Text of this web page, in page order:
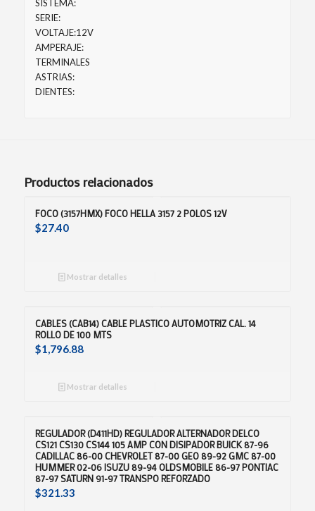
SISTEMA:
SERIE:
VOLTAJE:12V
AMPERAJE:
TERMINALES
ASTRIAS:
DIENTES:
Productos relacionados
FOCO (3157HMX) FOCO HELLA 3157 2 POLOS 12V
$27.40
Mostrar detalles
CABLES (CAB14) CABLE PLASTICO AUTOMOTRIZ CAL. 14
ROLLO DE 100 MTS
$1,796.88
Mostrar detalles
REGULADOR (D411HD) REGULADOR ALTERNADOR DELCO
CS121 CS130 CS144 105 AMP CON DISIPADOR BUICK 87-96
CADILLAC 86-00 CHEVROLET 87-00 GEO 89-92 GMC 87-00
HUMMER 02-06 ISUZU 89-94 OLDSMOBILE 86-97 PONTIAC
87-97 SATURN 91-97 TRANSPO REFORZADO
$321.33